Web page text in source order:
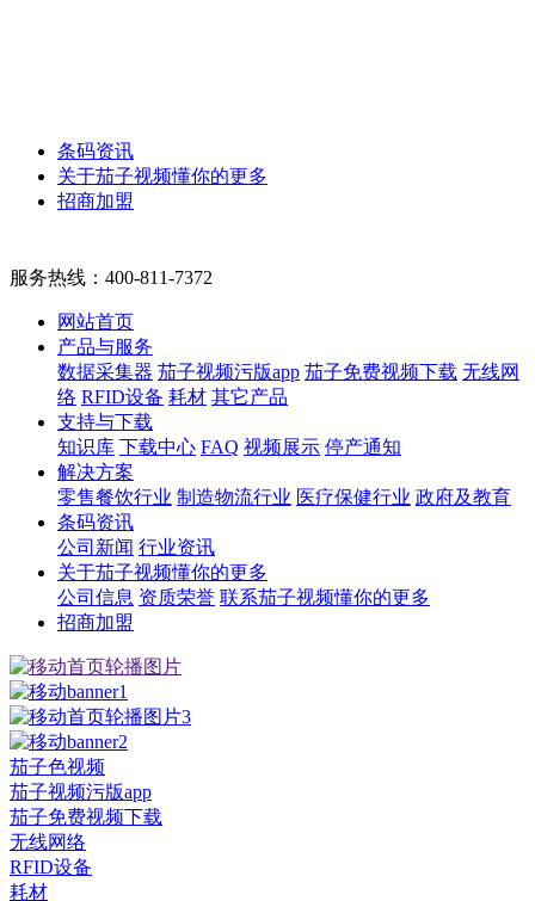
条码资讯
关于茄子视频懂你的更多
招商加盟
服务热线： 400-811-7372
网站首页
产品与服务
数据采集器 茄子视频污版app 茄子免费视频下载 无线网
络 RFID设备 耗材 其它产品
支持与下载
知识库 下载中心 FAQ 视频展示 停产通知
解决方案
零售餐饮行业 制造物流行业 医疗保健行业 政府及教育
条码资讯
公司新闻 行业资讯
关于茄子视频懂你的更多
公司信息 资质荣誉 联系茄子视频懂你的更多
招商加盟
茄子色视频
茄子视频污版app
茄子免费视频下载
无线网络
RFID设备
耗材